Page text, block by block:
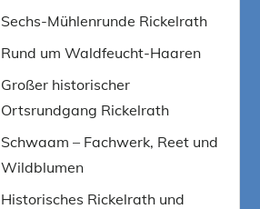
Sechs-Mühlenrunde Rickelrath
Rund um Waldfeucht-Haaren
Großer historischer
Ortsrundgang Rickelrath
Schwaam – Fachwerk, Reet und
Wildblumen
Historisches Rickelrath und